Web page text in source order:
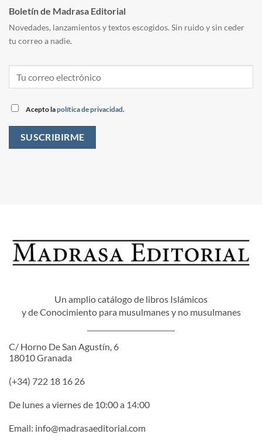
Boletín de Madrasa Editorial
Novedades, lanzamientos y textos escogidos. Sin ruido y sin ceder
tu correo a nadie.
Acepto lapolítica de privacidad.
Un amplio catálogo de libros Islámicos
y de Conocimiento para musulmanes y no musulmanes
C/ Horno De San Agustín, 6
18010 Granada
(+34) 722 18 16 26
De lunes a viernes de 10:00 a 14:00
Email: info@madrasaeditorial.com